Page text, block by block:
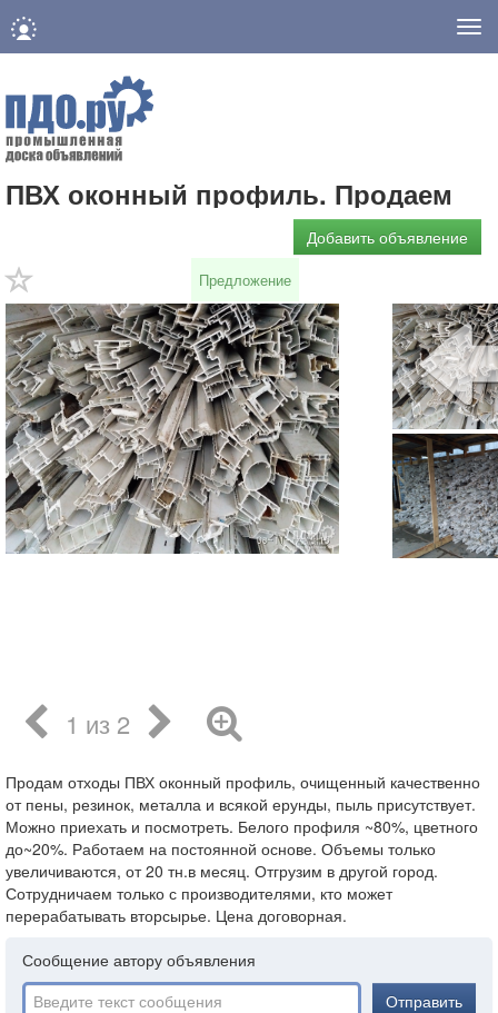
ПВХ оконный профиль. Продаем
Добавить объявление
Предложение
1 из 2
Продам отходы ПВХ оконный профиль, очищенный качественно
от пены, резинок, металла и всякой ерунды, пыль присутствует.
Можно приехать и посмотреть. Белого профиля ~80%, цветного
до~20%. Работаем на постоянной основе. Объемы только
увеличиваются, от 20 тн.в месяц. Отгрузим в другой город.
Сотрудничаем только с производителями, кто может
перерабатывать вторсырье. Цена договорная.
Сообщение автору объявления
Отправить